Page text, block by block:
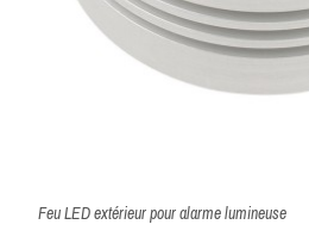
Feu LED extérieur pour alarme lumineuse